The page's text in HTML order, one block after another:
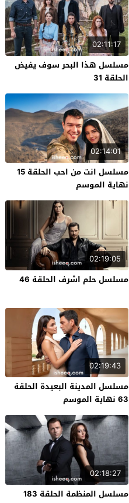
02:11:17
مسلسل هذا البحر سوف يفيض
الحلقة 31
02:14:01
مسلسل انت من احب الحلقة 15
نهاية الموسم
02:19:05
مسلسل حلم اشرف الحلقة 46
02:19:43
مسلسل المدينة البعيدة الحلقة
63 نهاية الموسم
02:18:27
مسلسل المنظمة الحلقة 183